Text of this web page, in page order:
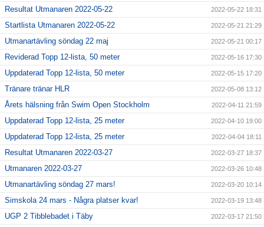
Resultat Utmanaren 2022-05-22 2022-05-22 18:31
Startlista Utmanaren 2022-05-22 2022-05-21 21:29
Utmanartävling söndag 22 maj 2022-05-21 00:17
Reviderad Topp 12-lista, 50 meter 2022-05-16 17:30
Uppdaterad Topp 12-lista, 50 meter 2022-05-15 17:20
Tränare tränar HLR 2022-05-08 13:12
Årets hälsning från Swim Open Stockholm 2022-04-11 21:59
Uppdaterad Topp 12-lista, 25 meter 2022-04-10 19:00
Uppdaterad Topp 12-lista, 25 meter 2022-04-04 18:11
Resultat Utmanaren 2022-03-27 2022-03-27 18:37
Utmanaren 2022-03-27 2022-03-26 10:48
Utmanartävling söndag 27 mars! 2022-03-20 10:14
Simskola 24 mars - Några platser kvar! 2022-03-19 13:48
UGP 2 Tibblebadet i Täby 2022-03-17 21:50